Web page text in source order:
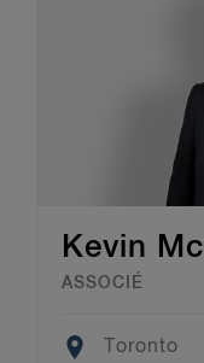
Kevin
ASSOCIÉ
Location
Toronto